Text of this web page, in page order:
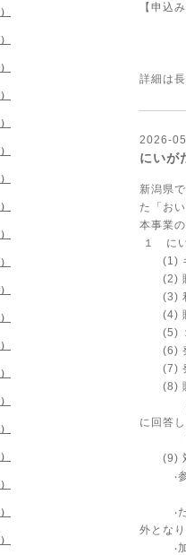
【申込
TEL
E-
詳細は
2026-
にいが
新潟県
た「お
本事業
１ に
(1) キ
(2) 販
(3) 利
(4) 販
(5) １
(6) 発
(7) 発
(8) 購
購⼊に
に回答し
(9) 対
‧参加
（既
‧ただ
外とな
‧加盟